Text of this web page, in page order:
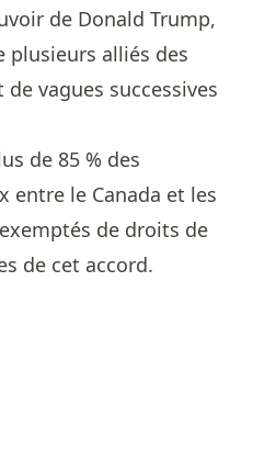
de Donald Trump,
plusieurs alliés des
vagues successives
de 85 % des
entre le Canada et les
de droits de
de cet accord.